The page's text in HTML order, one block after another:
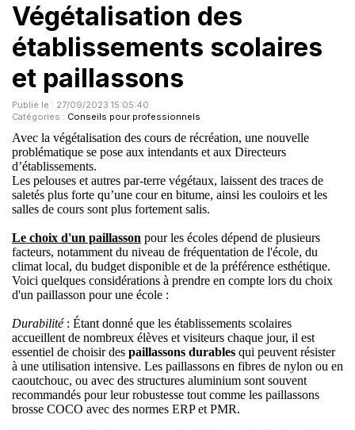
Végétalisation des
établissements scolaires
et paillassons
Publié le : 27/09/2023 15:05:40
Catégories : Conseils pour professionnels
Avec la végétalisation des cours de récréation, une nouvelle
problématique se pose aux intendants et aux Directeurs
d’établissements.
Les pelouses et autres par-terre végétaux, laissent des traces de
saletés plus forte qu’une cour en bitume, ainsi les couloirs et les
salles de cours sont plus fortement salis.
Le choix d'un paillasson pour les écoles dépend de plusieurs
facteurs, notamment du niveau de fréquentation de l'école, du
climat local, du budget disponible et de la préférence esthétique.
Voici quelques considérations à prendre en compte lors du choix
d'un paillasson pour une école :
Durabilité: Étant donné que les établissements scolaires
accueillent de nombreux élèves et visiteurs chaque jour, il est
essentiel de choisir des paillassons durables qui peuvent résister
à une utilisation intensive. Les paillassons en fibres de nylon ou en
caoutchouc, ou avec des structures aluminium sont souvent
recommandés pour leur robustesse tout comme les paillassons
brosse COCO avec des normes ERP et PMR.